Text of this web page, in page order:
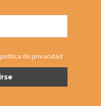
de privacidad